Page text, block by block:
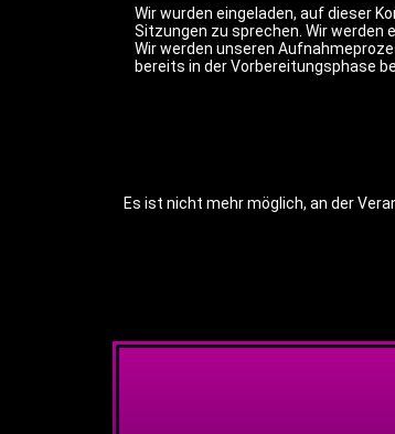
Wir wurden eingeladen, auf dieser
Sitzungen zu sprechen. Wir werden
Wir werden unseren
bereits in der Vorbereitungsphase
Es ist nicht mehr möglich, an der